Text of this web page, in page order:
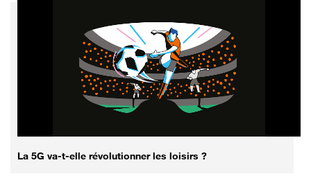
La 5G va-t-elle révolutionner les loisirs ?